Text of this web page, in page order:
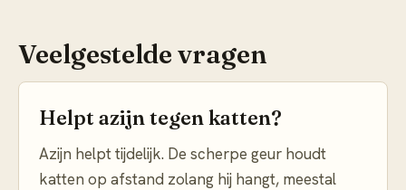
Veelgestelde vragen
Helpt azijn tegen katten?
Azijn helpt tijdelijk. De scherpe geur houdt
katten op afstand zolang hij hangt, meestal